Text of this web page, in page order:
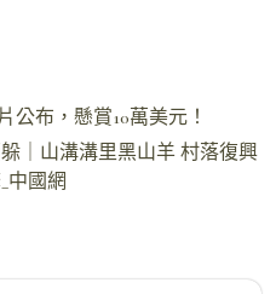
公布，懸賞10萬美元！
｜山溝溝里黑山羊 村落復興
中國網